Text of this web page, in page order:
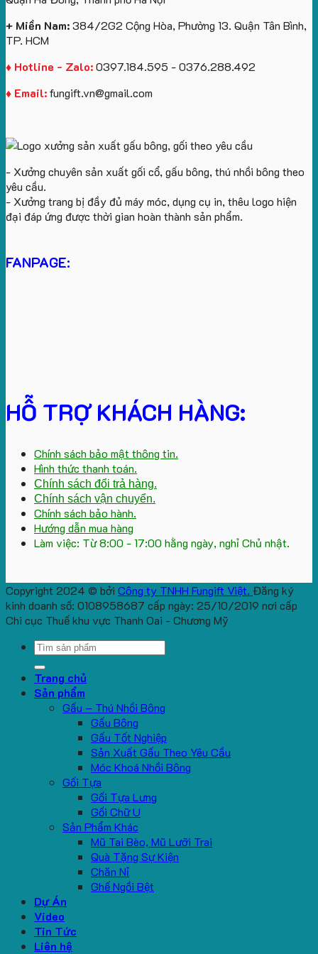
cầu
+ Miền Nam:384/2G2 Cộng Hòa, Phường 13. Quận Tân Bình,
TP. HCM
♦ Hotline - Zalo:0397.184.595 - 0376.288.492
♦ Email:fungift.vn@gmail.com
- Xưởng chuyên sản xuất gối cổ, gấu bông, thú nhồi bông theo
yêu cầu.
- Xưởng trang bị đầy đủ máy móc, dụng cụ in, thêu logo hiện
đại đáp ứng được thời gian hoàn thành sản phẩm.
FANPAGE:
HỖ TRỢ KHÁCH HÀNG:
Chính sách bảo mật thông tin.
Hình thức thanh toán.
Chính sách đổi trả hàng.
Chính sách vận chuyển.
Chính sách bảo hành.
Hướng dẫn mua hàng
Làm việc: Từ 8:00 - 17:00 hằng ngày, nghỉ Chủ nhật.
Copyright 2024 © bởi Công ty TNHH Fungift Việt. Đăng ký
kinh doanh số: 0108958687 cấp ngày: 25/10/2019 nơi cấp
Chi cục Thuế khu vực Thanh Oai - Chương Mỹ
Search
Trang chủ
Sản phẩm
Gấu – Thú Nhồi Bông
Gấu Bông
Gấu Tốt Nghiệp
Sản Xuất Gấu Theo Yêu Cầu
Móc Khoá Nhồi Bông
Gối Tựa
Gối Tựa Lưng
Gối Chữ U
Sản Phẩm Khác
Mũ Tai Bèo, Mũ Lưỡi Trai
Quà Tặng Sự Kiện
Chăn Nỉ
Ghế Ngồi Bệt
Dự Án
Video
Tin Tức
Liên hệ